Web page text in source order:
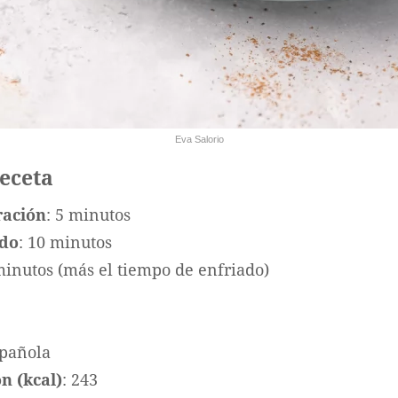
Eva Salorio
: 5 minutos
: 10 minutos
(más el tiempo de enfriado)
(kcal): 243